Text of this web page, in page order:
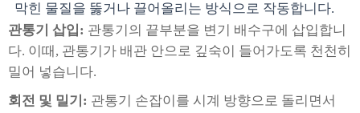
막힌 물질을 뚫거나 끌어올리는 방식으로 작동합니다.
관통기 삽입: 관통기의 끝부분을 변기 배수구에 삽입합니
다. 이때, 관통기가 배관 안으로 깊숙이 들어가도록 천천히
밀어 넣습니다.
회전 및 밀기: 관통기 손잡이를 시계 방향으로 돌리면서